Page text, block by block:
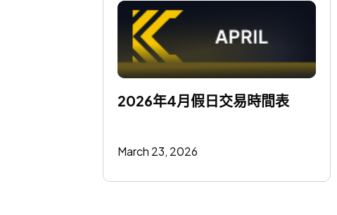
2026年4月假日交易時間表
March 23, 2026